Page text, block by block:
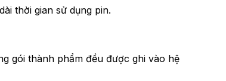
thời gian sử dụng pin.
gói thành phẩm đều được ghi vào hệ